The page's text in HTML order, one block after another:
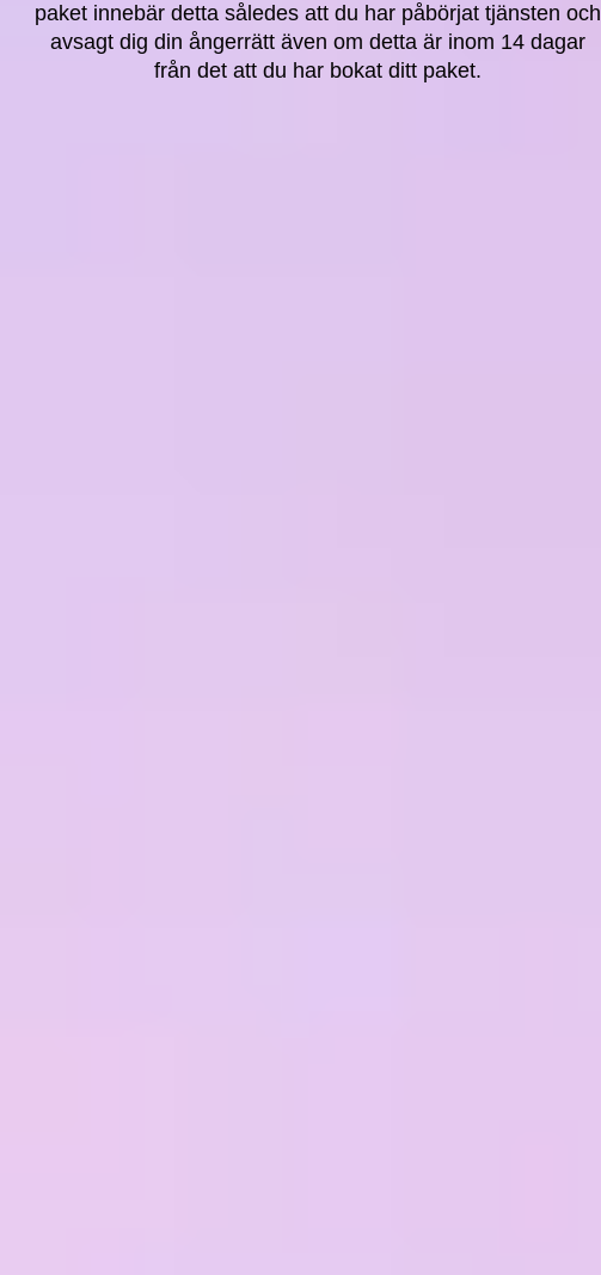
paket innebär detta således att du har påbörjat tjänsten och
avsagt dig din ångerrätt även om detta är inom 14 dagar
från det att du har bokat ditt paket.